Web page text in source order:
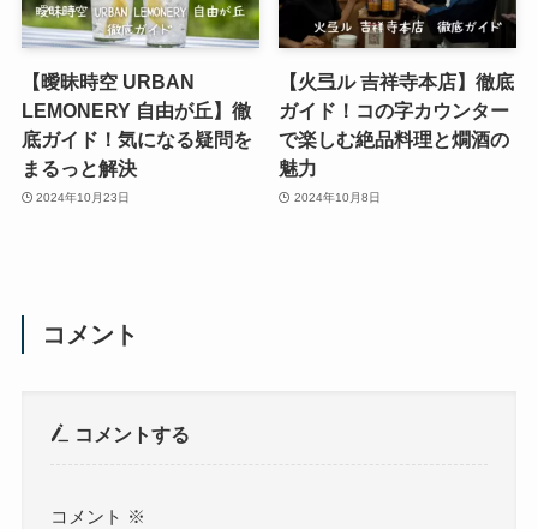
【曖昧時空 URBAN
LEMONERY 自由が丘】徹
底ガイド！気になる疑問を
まるっと解決
2024年10月23日
【火弖ル 吉祥寺本店】徹底
ガイド！コの字カウンター
で楽しむ絶品料理と燗酒の
魅力
2024年10月8日
コメント
コメントする
コメント ※